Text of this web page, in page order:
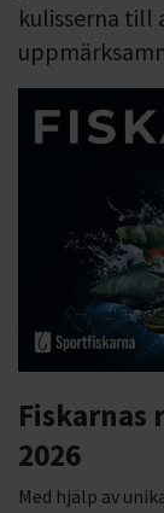
kulisserna till
Fiskarnas
2026
Med hjälp av